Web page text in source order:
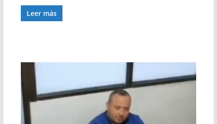
Leer más